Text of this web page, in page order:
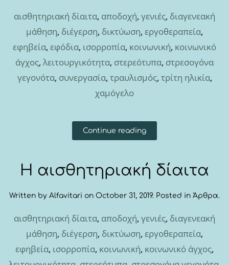
αισθητηριακή δίαιτα, αποδοχή, γενιές, διαγενεακή
μάθηση, διέγερση, δικτύωση, εργοθεραπεία,
εφηβεία, εφόδια, ισορροπία, κοινωνική, κοινωνικό
άγχος, λειτουργικότητα, στερεότυπα, στρεσογόνα
γεγονότα, συνεργασία, τραυλισμός, τρίτη ηλικία,
χαμόγελο
Continue reading
Η αισθητηριακή δίαιτα
Written by Alfavitari on October 31, 2019. Posted in Άρθρα.
αισθητηριακή δίαιτα, αποδοχή, γενιές, διαγενεακή
μάθηση, διέγερση, δικτύωση, εργοθεραπεία,
εφηβεία, ισορροπία, κοινωνική, κοινωνικό άγχος,